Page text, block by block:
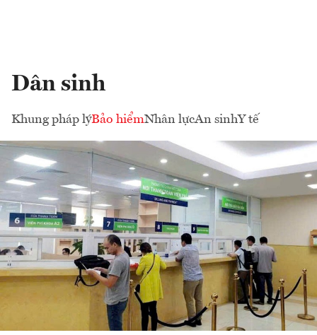
Dân sinh
Khung pháp lýBảo hiểmNhân lựcAn sinhY tế